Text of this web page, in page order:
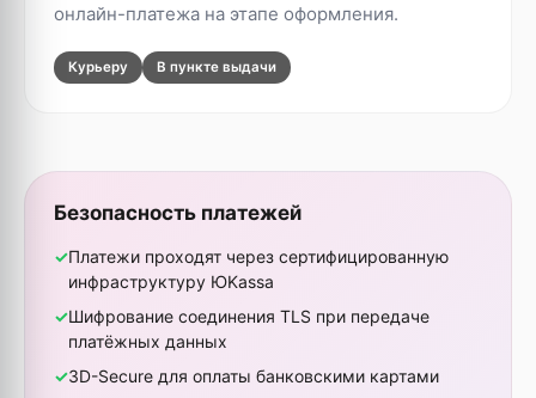
онлайн-платежа на этапе оформления.
Курьеру В пункте выдачи
Безопасность платежей
Платежи проходят через сертифицированную
инфраструктуру ЮKassa
Шифрование соединения TLS при передаче
платёжных данных
3D-Secure для оплаты банковскими картами